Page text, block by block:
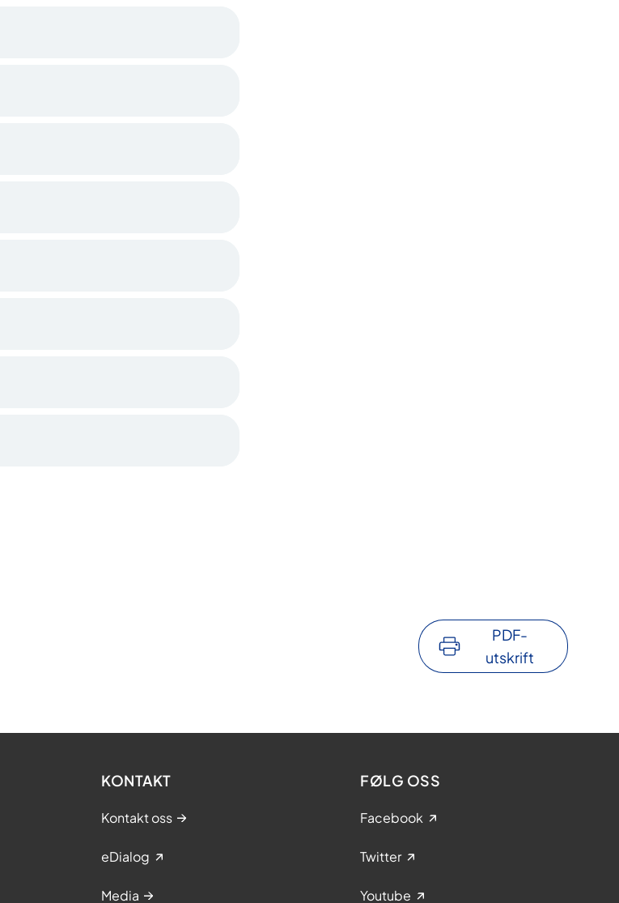
PDF-
utskrift
KONTAKT
Kontakt oss
eDialog
Media
FØLG OSS
Facebook
Twitter
Youtube